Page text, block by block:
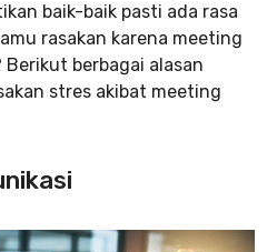
baik-baik pasti ada rasa
rasakan karena meeting
Berikut berbagai alasan
stres akibat meeting